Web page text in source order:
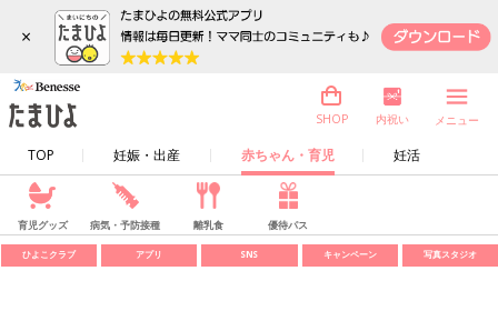
×
TOP 妊娠・出産 赤ちゃん・育児 妊活
SHOP 内祝い メニュー
育児グッズ 病気・予防接種 離乳食 優待パス
ひよこクラブ アプリ SNS キャンペーン 写真スタジオ